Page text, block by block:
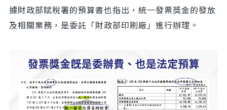
據財政部賦稅署的預算書也指出，統一發票獎金的發放
及相關業務，是委託「財政部印刷廠」進行辦理。